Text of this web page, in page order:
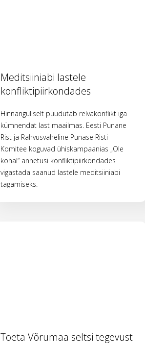
Meditsiiniabi lastele
konfliktipiirkondades
Hinnanguliselt puudutab relvakonflikt iga
kümnendat last maailmas. Eesti Punane
Rist ja Rahvusvaheline Punase Risti
Komitee koguvad ühiskampaanias „Ole
kohal“ annetusi konfliktipiirkondades
vigastada saanud lastele meditsiiniabi
tagamiseks.
Toeta Võrumaa seltsi tegevust